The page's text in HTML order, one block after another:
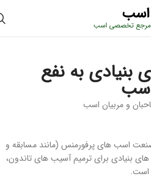
بنیادی به نفع
و مربیان اسب
اسب های پرفورمنس (مانند مسابقه و
بنیادی برای ترمیم آسیب های تاندون،
است.